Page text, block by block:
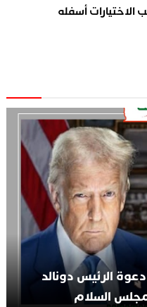
أسفله
الرئيس دونالد
السلام